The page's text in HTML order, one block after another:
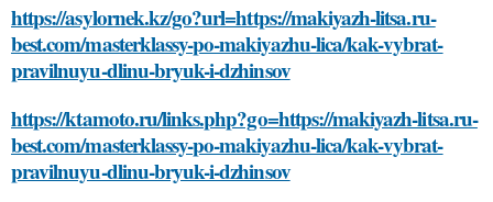
https://asylornek.kz/go?url=https://makiyazh-litsa.ru-
best.com/masterklassy-po-makiyazhu-lica/kak-vybrat-
pravilnuyu-dlinu-bryuk-i-dzhinsov
https://ktamoto.ru/links.php?go=https://makiyazh-litsa.ru-
best.com/masterklassy-po-makiyazhu-lica/kak-vybrat-
pravilnuyu-dlinu-bryuk-i-dzhinsov